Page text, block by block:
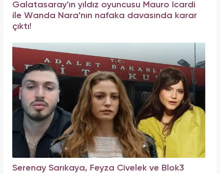
Galatasaray'ın yıldız oyuncusu Mauro Icardi
ile Wanda Nara'nın nafaka davasında karar
çıktı!
Serenay Sarıkaya, Feyza Civelek ve Blok3